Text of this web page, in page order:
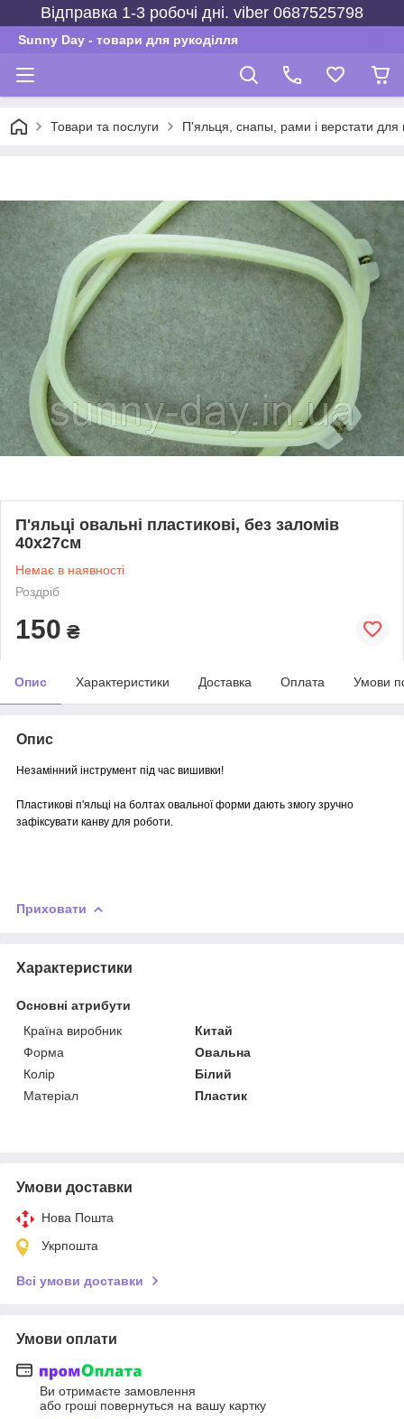
Відправка 1-3 робочі дні. viber 0687525798
Sunny Day - товари для рукоділля
Товари та послуги П'яльця, снапы, рами і верстати для
П'яльці овальні пластикові, без заломів
40х27см
Немає в наявності
Роздріб
150 ₴
Опис Характеристики Доставка Оплата Умови
Опис
Незамінний інструмент під час вишивки!
Пластикові п'яльці на болтах овальної форми дають змогу зручно
зафіксувати канву для роботи.
Приховати
Характеристики
Основні атрибути
Країна виробник
Китай
Форма
Овальна
Колір
Білий
Матеріал
Пластик
Умови доставки
Нова Пошта
Укрпошта
Всі умови доставки
Умови оплати
Ви отримаєте замовлення
або гроші повернуться на вашу картку